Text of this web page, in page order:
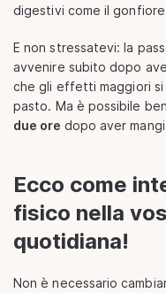
digestivi come il
E non stressatevi: la
avvenire subito dopo
che gli effetti maggiori si
pasto. Ma è possibile
due ore dopo aver
Ecco come
fisico nella
quotidiana!
Non è necessario